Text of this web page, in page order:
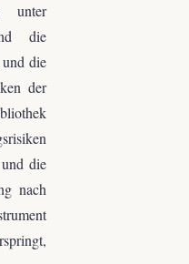
unter
die
die
der
die
nach